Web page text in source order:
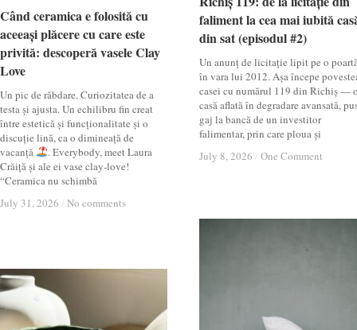
Când ceramica e folosită cu
aceeași plăcere cu care este
privită: descoperă vasele Clay
Love
Un pic de răbdare. Curiozitatea de a
testa și ajusta. Un echilibru fin creat
între estetică și funcționalitate și o
discuție lină, ca o dimineață de
vacanță
. Everybody, meet Laura
Crăiță și ale ei vase clay-love!
“Ceramica nu schimbă
July 31, 2026 / No comments
Când ceramica e folosită cu
aceeași plăcere cu care este
privită: descoperă vasele Clay
Love
July 31, 2026 / No comments
faliment la cea mai iubită
din sat (episodul #2)
Un anunț de licitație lipit pe o
în vara lui 2012. Așa începe
casei cu numărul 119 din Richiș —
casă aflată în degradare avansată,
gaj la bancă de un investitor
falimentar, prin care ploua și
July 8, 2026 / One Comment
faliment la cea mai iubită
din sat (episodul #2)
July 8, 2026 / One Comment